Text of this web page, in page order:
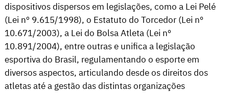
dispositivos dispersos em legislações, como a Lei Pelé
(Lei nº 9.615/1998), o Estatuto do Torcedor (Lei nº
10.671/2003), a Lei do Bolsa Atleta (Lei nº
10.891/2004), entre outras e unifica a legislação
esportiva do Brasil, regulamentando o esporte em
diversos aspectos, articulando desde os direitos dos
atletas até a gestão das distintas organizações